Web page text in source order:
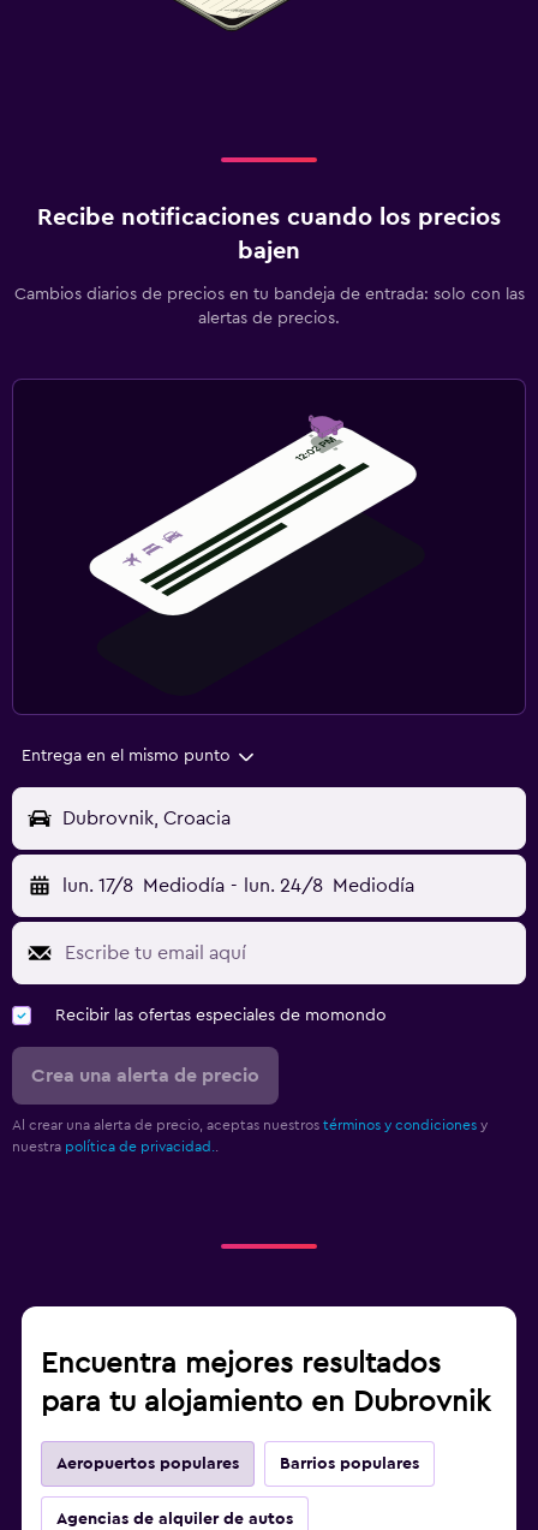
Recibe notificaciones cuando los precios
bajen
Cambios diarios de precios en tu bandeja de entrada: solo con las
alertas de precios.
Entrega en el mismo punto
Dubrovnik, Croacia
lun. 17/8 Mediodía - lun. 24/8 Mediodía
Recibir las ofertas especiales de momondo
Crea una alerta de precio
Al crear una alerta de precio, aceptas nuestros términos y condiciones y
nuestra política de privacidad..
Encuentra mejores resultados
para tu alojamiento en Dubrovnik
Aeropuertos populares Barrios populares
Agencias de alquiler de autos